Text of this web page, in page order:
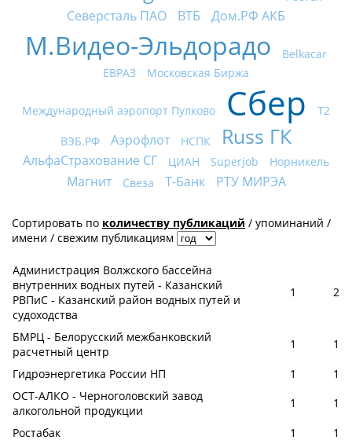
Северсталь ПАО ВТБ Дом.РФ АКБ
М.Видео-Эльдорадо
Belkacar
ЕВРАЗ
Московская Биржа
Международный аэропорт Пулково Сбер Т2
ВЭБ.РФ Аэрофлот НСПК Russ ГК
АльфаСтрахование СГ ЦИАН Superjob Норникель
Магнит Свеза Т-Банк РТУ МИРЭА
Сортировать по количеству публикаций / упоминаний /
имени / свежим публикациям
Администрация Волжского бассейна
внутренних водных путей - Казанский
РВПиС - Казанский район водных путей и
судоходства
1 2
БМРЦ - Белорусский межбанковский
расчетный центр
1
1
Гидроэнергетика России НП
1
1
ОСТ-АЛКО - Черноголовский завод
алкогольной продукции
1
1
Ростабак
1
1